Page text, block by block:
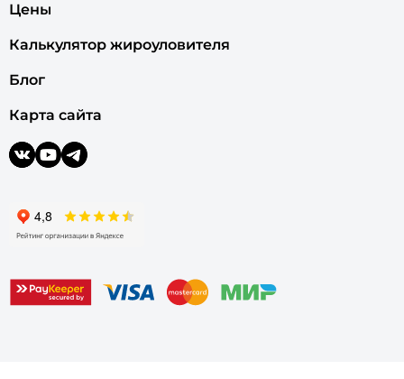
Цены
Калькулятор жироуловителя
Блог
Карта сайта